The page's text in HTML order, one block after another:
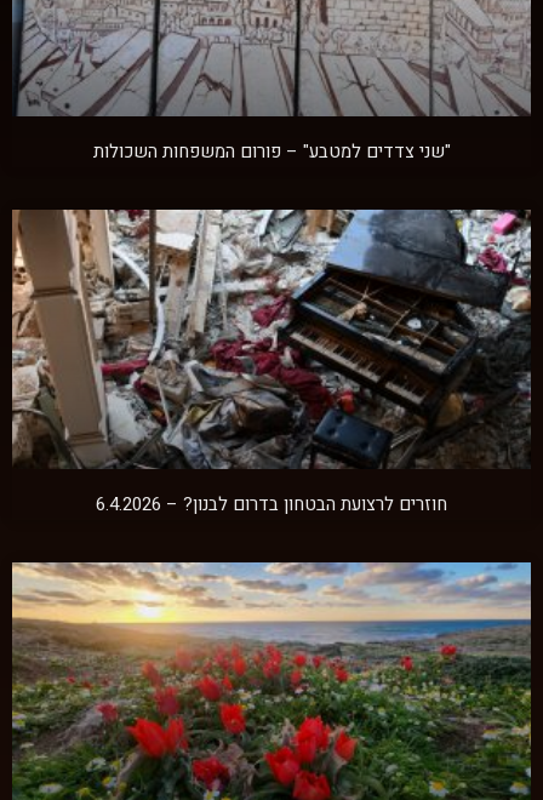
"שני צדדים למטבע" – פורום המשפחות השכולות
חוזרים לרצועת הבטחון בדרום לבנון? – 6.4.2026